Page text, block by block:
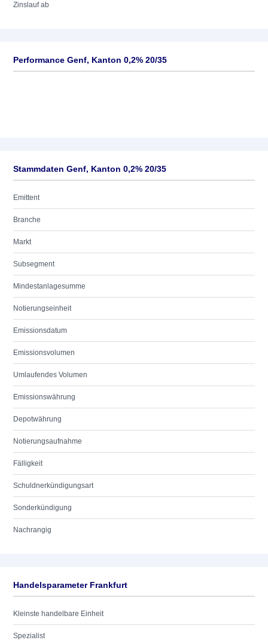
Zinslauf ab
Performance Genf, Kanton 0,2% 20/35
Stammdaten Genf, Kanton 0,2% 20/35
Emittent
Branche
Markt
Subsegment
Mindestanlagesumme
Notierungseinheit
Emissionsdatum
Emissionsvolumen
Umlaufendes Volumen
Emissionswährung
Depotwährung
Notierungsaufnahme
Fälligkeit
Schuldnerkündigungsart
Sonderkündigung
Nachrangig
Handelsparameter Frankfurt
Kleinste handelbare Einheit
Spezialist